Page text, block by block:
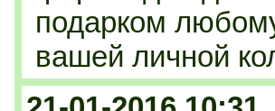
подарком
вашей личной